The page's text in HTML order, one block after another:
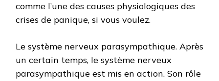
comme l’une des causes physiologiques des
crises de panique, si vous voulez.
Le système nerveux parasympathique. Après
un certain temps, le système nerveux
parasympathique est mis en action. Son rôle